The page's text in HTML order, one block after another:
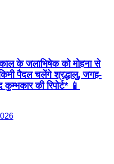
के जलाभिषेक को मोहना से
पैदल चलेंगे श्रद्धालु, जगह-
की रिपोर्ट* 📱